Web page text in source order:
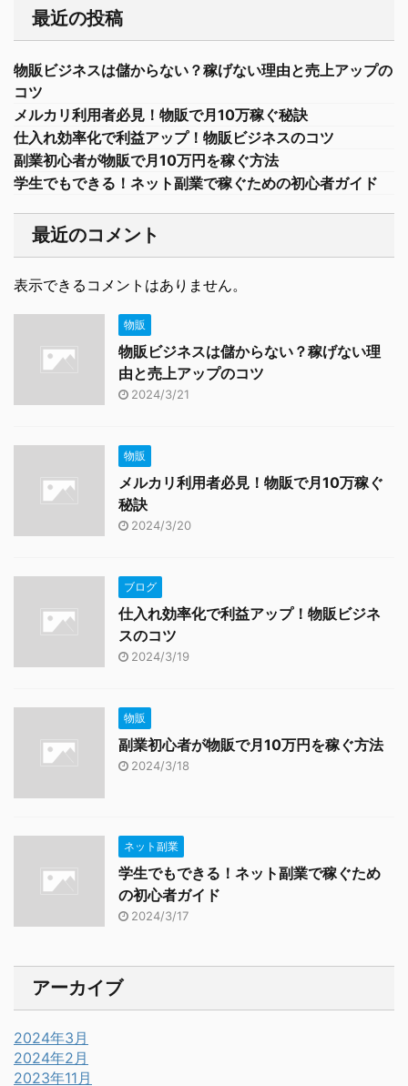
最近の投稿
物販ビジネスは儲からない？稼げない理由と売上アップの
コツ
メルカリ利用者必見！物販で月10万稼ぐ秘訣
仕入れ効率化で利益アップ！物販ビジネスのコツ
副業初心者が物販で月10万円を稼ぐ方法
学生でもできる！ネット副業で稼ぐための初心者ガイド
最近のコメント
表示できるコメントはありません。
物販
物販ビジネスは儲からない？稼げない理
由と売上アップのコツ
2024/3/21
物販
メルカリ利用者必見！物販で月10万稼ぐ
秘訣
2024/3/20
ブログ
仕入れ効率化で利益アップ！物販ビジネ
スのコツ
2024/3/19
物販
副業初心者が物販で月10万円を稼ぐ方法
2024/3/18
ネット副業
学生でもできる！ネット副業で稼ぐため
の初心者ガイド
2024/3/17
アーカイブ
2024年3月
2024年2月
2023年11月